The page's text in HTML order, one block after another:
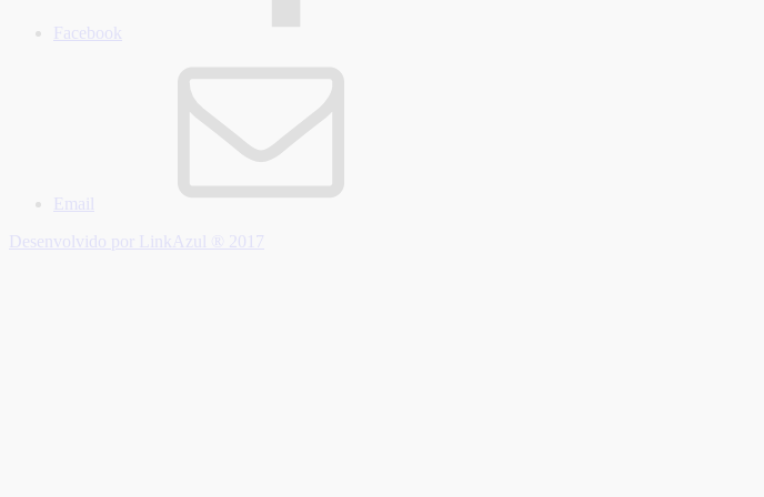
Facebook
Email
Desenvolvido por LinkAzul ® 2017